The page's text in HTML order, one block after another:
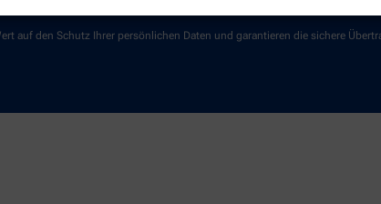
auf den Schutz Ihrer persönlichen Daten und garantieren die sichere